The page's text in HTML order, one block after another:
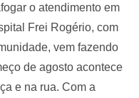
o atendimento em
Frei Rogério, com
vem fazendo
de agosto acontece
e na rua. Com a